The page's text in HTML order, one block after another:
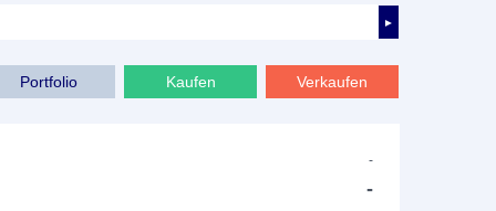
►
Portfolio Kaufen Verkaufen
-
-